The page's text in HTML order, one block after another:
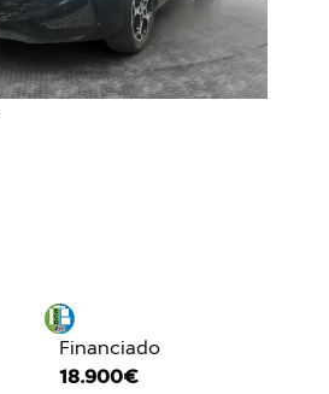
Financiado
18.900€